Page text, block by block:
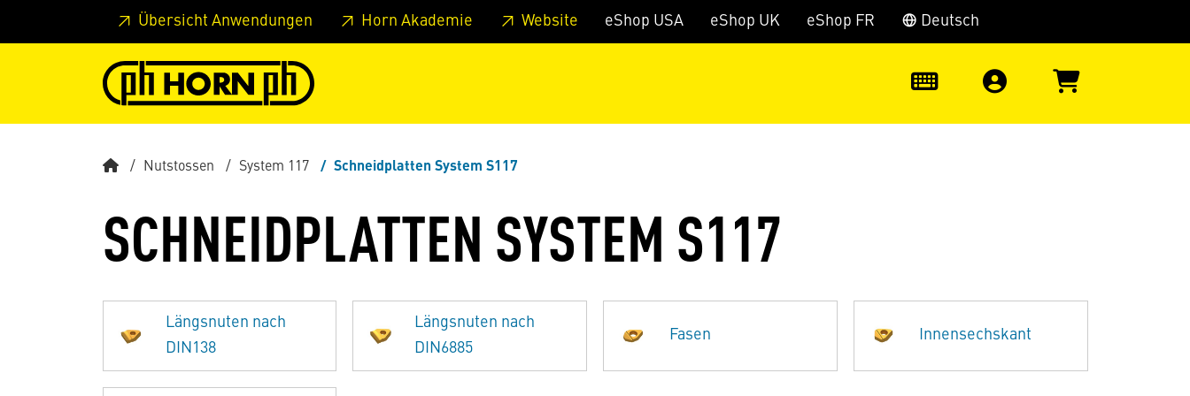
Springe zu Hauptinhalt Springe zum Header Springe zum Footer Springe zum Hauptmenu Springe zur Suche
Übersicht Anwendungen Horn Akademie Website eShop USA eShop UK eShop FR Deutsch
Nutstossen System 117 Schneidplatten System S117
SCHNEIDPLATTEN SYSTEM S117
Längsnuten nach
DIN138
Längsnuten nach
DIN6885
Fasen Innensechskant